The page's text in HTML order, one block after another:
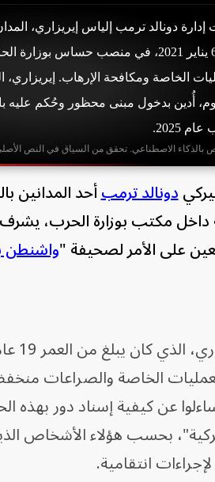
إدارة دونالد ترمب إلياس إيريزاري،
في 6 يناير 2021، في منصب حساس
2025.
بالذكاء الاصطناعي. تحقق من السياق في النص
دونالد ترمبأحد المدانين
في وظيفة داخل مكتب بوزارة
على الأمر لصحيفة "
الخاصة والصراعات منخفضة
عن كيفية إسناد دور
بحسب هؤلاء الأشخاص
انتقامية.